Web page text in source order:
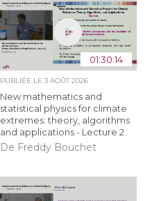
01:30:14
PUBLIÉE LE 3 AOÛT 2026
New mathematics and
statistical physics for climate
extremes: theory, algorithms
and applications - Lecture 2
De Freddy Bouchet